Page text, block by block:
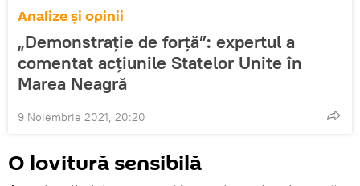
Analize și opinii
„Demonstrație de forță”: expertul a
comentat acțiunile Statelor Unite în
Marea Neagră
9 Noiembrie 2021, 20:20
O lovitură sensibilă